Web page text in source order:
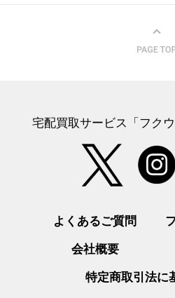
宅配買取サービス「フク
よくあるご質問
会社概要
特定商取引法に